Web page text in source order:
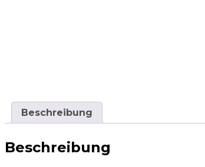
Beschreibung
Beschreibung